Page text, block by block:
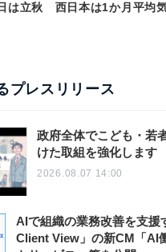
は立秋 西日本は1か月平均
プレスリリース
政府全体でこども・若
けた取組を強化します
2026.08.07 14:00
AIで組織の業務改善を支援
Client View」の新CM「AI